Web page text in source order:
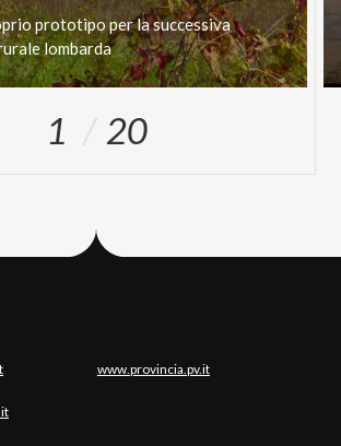
prototipoperlasuccessiva
lombarda
1 20
www.provincia.pv.it